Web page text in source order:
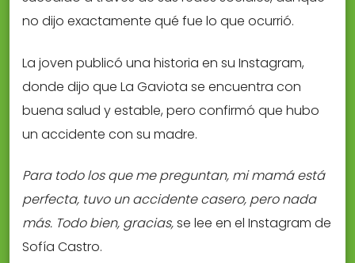
no dijo exactamente qué fue lo que ocurrió.
La joven publicó una historia en su Instagram,
donde dijo que La Gaviota se encuentra con
buena salud y estable, pero confirmó que hubo
un accidente con su madre.
Para todo los que me preguntan, mi mamá está
perfecta, tuvo un accidente casero, pero nada
más. Todo bien, gracias,se lee en el Instagram de
Sofía Castro.